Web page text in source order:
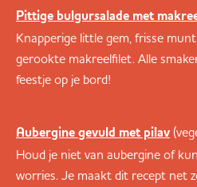
Pittige bulgursalade met
Knapperige little gem, frisse
gerookte makreelfilet. Alle
feestje op je bord!
Aubergine gevuld met pilav
Houd je niet van aubergine of
worries. Je maakt dit recept net